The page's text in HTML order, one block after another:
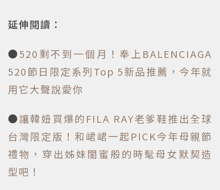
延伸閱讀：
●520剩不到一個月！奉上BALENCIAGA
520節日限定系列Top 5新品推薦，今年就
用它大聲說愛你
●讓韓妞買爆的FILA RAY老爹鞋推出全球
台灣限定版！和峮峮一起PICK今年母親節
禮物，穿出姊妹閨蜜般的時髦母女默契造
型吧！